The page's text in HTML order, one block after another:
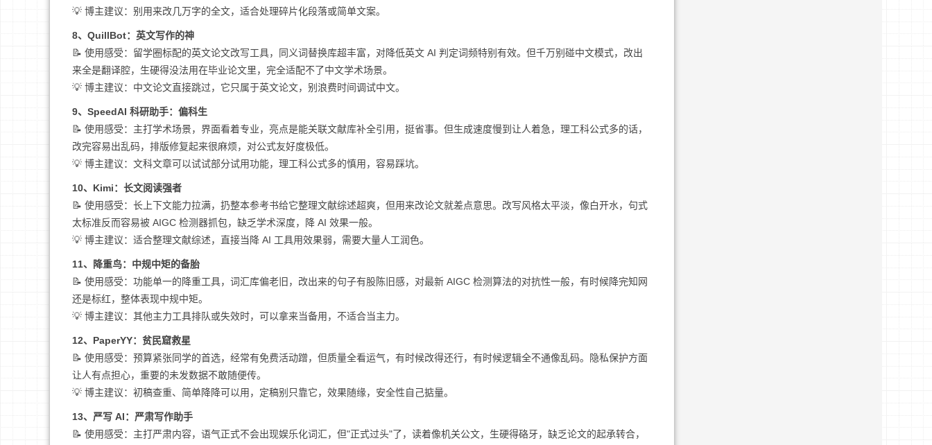
💡 博主建议：别用来改几万字的全文，适合处理碎片化段落或简单文案。
8、QuillBot：英文写作的神
📝 使用感受：留学圈标配的英文论文改写工具，同义词替换库超丰富，对降低英文 AI 判定词频特别有效。但千万别碰中文模式，改出
来全是翻译腔，生硬得没法用在毕业论文里，完全适配不了中文学术场景。
💡 博主建议：中文论文直接跳过，它只属于英文论文，别浪费时间调试中文。
9、SpeedAI 科研助手：偏科生
📝 使用感受：主打学术场景，界面看着专业，亮点是能关联文献库补全引用，挺省事。但生成速度慢到让人着急，理工科公式多的话，
改完容易出乱码，排版修复起来很麻烦，对公式友好度极低。
💡 博主建议：文科文章可以试试部分试用功能，理工科公式多的慎用，容易踩坑。
10、Kimi：长文阅读强者
📝 使用感受：长上下文能力拉满，扔整本参考书给它整理文献综述超爽，但用来改论文就差点意思。改写风格太平淡，像白开水，句式
太标准反而容易被 AIGC 检测器抓包，缺乏学术深度，降 AI 效果一般。
💡 博主建议：适合整理文献综述，直接当降 AI 工具用效果弱，需要大量人工润色。
11、降重鸟：中规中矩的备胎
📝 使用感受：功能单一的降重工具，词汇库偏老旧，改出来的句子有股陈旧感，对最新 AIGC 检测算法的对抗性一般，有时候降完知网
还是标红，整体表现中规中矩。
💡 博主建议：其他主力工具排队或失效时，可以拿来当备用，不适合当主力。
12、PaperYY：贫民窟救星
📝 使用感受：预算紧张同学的首选，经常有免费活动蹭，但质量全看运气，有时候改得还行，有时候逻辑全不通像乱码。隐私保护方面
让人有点担心，重要的未发数据不敢随便传。
💡 博主建议：初稿查重、简单降降可以用，定稿别只靠它，效果随缘，安全性自己掂量。
13、严写 AI：严肃写作助手
📝 使用感受：主打严肃内容，语气正式不会出现娱乐化词汇，但"正式过头"了，读着像机关公文，生硬得硌牙，缺乏论文的起承转合，